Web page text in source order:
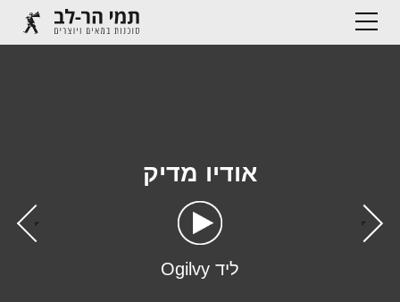
אודיו מדיק
ליד Ogilvy
‹
›